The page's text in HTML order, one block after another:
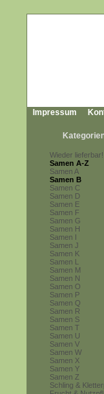
Impressum
Wieder lieferbar!
Samen A-Z
Samen A
Samen B
Samen C
Samen D
Samen E
Samen F
Samen G
Samen H
Samen I
Samen J
Samen K
Samen L
Samen M
Samen N
Samen O
Samen P
Samen Q
Samen R
Samen S
Samen T
Samen U
Samen V
Samen W
Samen X
Samen Y
Samen Z
Schling &